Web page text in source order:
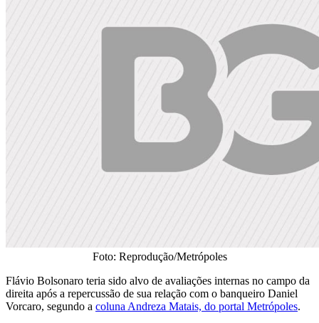
Foto: Reprodução/Metrópoles
Flávio Bolsonaro teria sido alvo de avaliações internas no campo da
direita após a repercussão de sua relação com o banqueiro Daniel
Vorcaro, segundo a coluna Andreza Matais, do portal Metrópoles.